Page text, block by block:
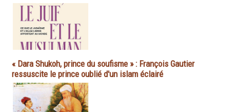
« Dara Shukoh, prince du soufisme » : François Gautier
ressuscite le prince oublié d'un islam éclairé